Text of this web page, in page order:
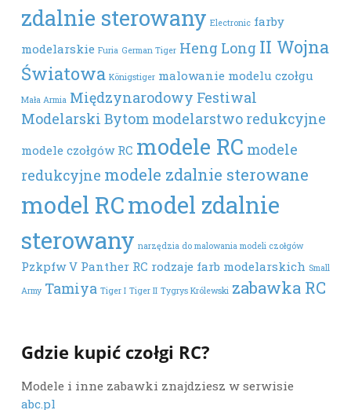
zdalnie sterowany Electronic farby
modelarskie Furia German Tiger Heng Long II Wojna
Światowa Königstiger malowanie modelu czołgu
Mała Armia Międzynarodowy Festiwal
Modelarski Bytom modelarstwo redukcyjne
modele czołgów RC modele RC modele
redukcyjne modele zdalnie sterowane
model RCmodel zdalnie
sterowany narzędzia do malowania modeli czołgów
Pzkpfw V Panther RC rodzaje farb modelarskich Small
Army Tamiya Tiger I Tiger II Tygrys Królewski zabawka RC
Gdzie kupić czołgi RC?
Modele i inne zabawki znajdziesz w serwisie
abc.pl